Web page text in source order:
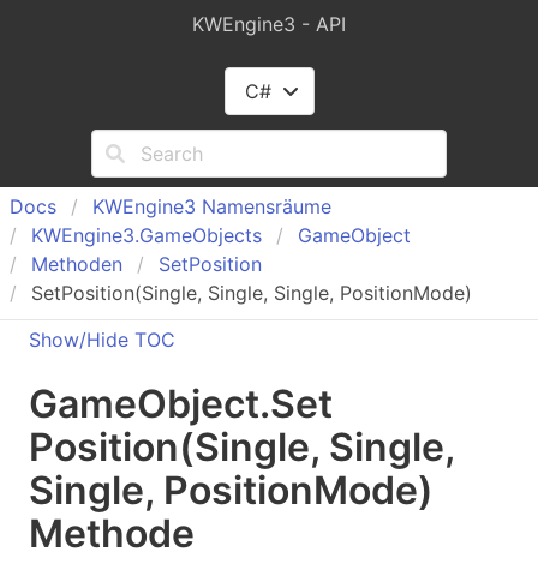
KWEngine3 - API
C#
Docs KWEngine3 Namensräume
KWEngine3.GameObjects GameObject
Methoden
SetPosition
SetPosition(Single, Single, Single, PositionMode)
Show/Hide TOC
GameObject.Set
Position(Single, Single,
Single, PositionMode)
Methode